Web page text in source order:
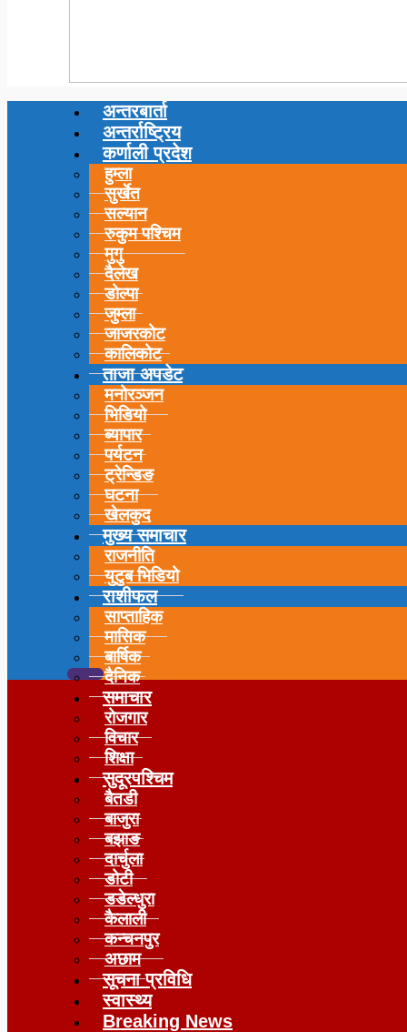
अन्तरबार्ता
अन्तर्राष्ट्रिय
कर्णाली प्रदेश
हुम्ला
सुर्खेत
सल्यान
रुकुम पश्चिम
मुगु
दैलेख
डोल्पा
जुम्ला
जाजरकोट
कालिकोट
ताजा अपडेट
मनोरञ्जन
भिडियो
ब्यापार
पर्यटन
ट्रेन्डिङ
घटना
खेलकुद
मुख्य समाचार
राजनीति
युटुब भिडियो
राशीफल
साप्ताहिक
मासिक
बार्षिक
दैनिक
समाचार
रोजगार
विचार
शिक्षा
सुदूरपश्चिम
बैतडी
बाजुरा
बझाङ
दार्चुला
डोटी
डडेल्धुरा
कैलाली
कन्चनपुर
अछाम
सूचना प्रविधि
स्वास्थ्य
Breaking News